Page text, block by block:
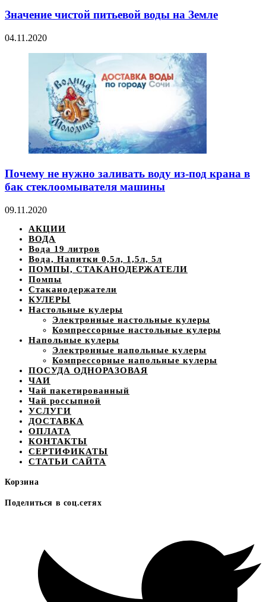
Значение чистой питьевой воды на Земле
04.11.2020
Почему не нужно заливать воду из-под крана в
бак стеклоомывателя машины
09.11.2020
АКЦИИ
ВОДА
Вода 19 литров
Вода, Напитки 0,5л, 1,5л, 5л
ПОМПЫ, СТАКАНОДЕРЖАТЕЛИ
Помпы
Стаканодержатели
КУЛЕРЫ
Настольные кулеры
Электронные настольные кулеры
Компрессорные настольные кулеры
Напольные кулеры
Электронные напольные кулеры
Компрессорные напольные кулеры
ПОСУДА ОДНОРАЗОВАЯ
ЧАИ
Чай пакетированный
Чай россыпной
УСЛУГИ
ДОСТАВКА
ОПЛАТА
КОНТАКТЫ
СЕРТИФИКАТЫ
СТАТЬИ САЙТА
Корзина
Поделиться в соц.сетях